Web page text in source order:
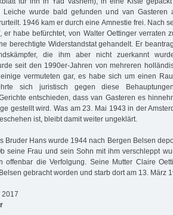
Leiche wurde bald gefunden und van Gasteren
1946 kam er durch eine Amnestie frei. Nach
er habe befürchtet, von Walter Oettinger verraten
berechtigte Widerstandstat gehandelt. Er
die ihm aber nicht zuerkannt
seit den 1990er-Jahren von mehreren
vermuteten gar, es habe sich um einen
sich juristisch gegen diese
entschieden, dass van Gasteren es
gestellt wird. Was am 23. Mai 1943 in der
ist, bleibt damit weiter ungeklärt.
Bruder Hans wurde 1944 nach Bergen Belsen
seine Frau und sein Sohn mit ihm verschleppt
offenbar die Verfolgung. Seine Mutter Claire
gebracht worden und starb dort am 13. März
2017